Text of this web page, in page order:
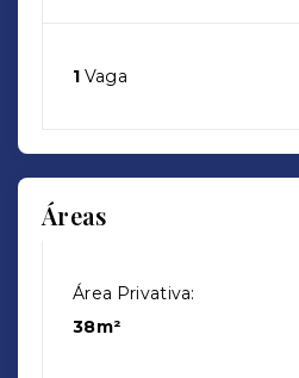
1 Vaga
Áreas
Área Privativa:
38m²